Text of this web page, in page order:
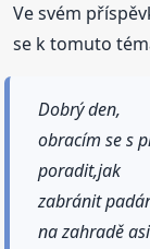
Ve svém
se k tomuto
Dobrý den,
obracím se s
poradit,jak
zabránit
na zahradě